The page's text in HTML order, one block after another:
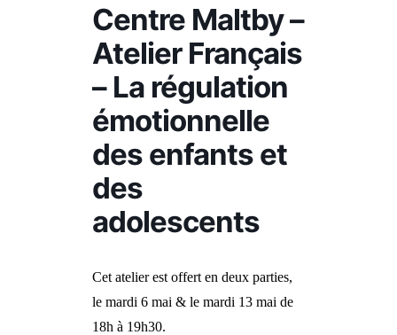
Centre Maltby –
Atelier Français
– La régulation
émotionnelle
des enfants et
des
adolescents
Cet atelier est offert en deux parties,
le mardi 6 mai & le mardi 13 mai de
18h à 19h30.